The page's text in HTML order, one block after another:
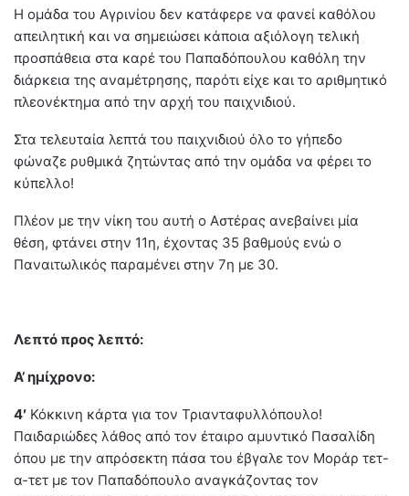
Η ομάδα του Αγρινίου δεν κατάφερε να φανεί καθόλου
απειλητική και να σημειώσει κάποια αξιόλογη τελική
προσπάθεια στα καρέ του Παπαδόπουλου καθόλη την
διάρκεια της αναμέτρησης, παρότι είχε και το αριθμητικό
πλεονέκτημα από την αρχή του παιχνιδιού.
Στα τελευταία λεπτά του παιχνιδιού όλο το γήπεδο
φώναζε ρυθμικά ζητώντας από την ομάδα να φέρει το
κύπελλο!
Πλέον με την νίκη του αυτή ο Αστέρας ανεβαίνει μία
θέση, φτάνει στην 11η, έχοντας 35 βαθμούς ενώ ο
Παναιτωλικός παραμένει στην 7η με 30.
Λεπτό προς λεπτό:
Α’ ημίχρονο:
4′ Κόκκινη κάρτα για τον Τριανταφυλλόπουλο!
Παιδαριώδες λάθος από τον έταιρο αμυντικό Πασαλίδη
όπου με την απρόσεκτη πάσα του έβγαλε τον Μοράρ τετ-
α-τετ με τον Παπαδόπουλο αναγκάζοντας τον